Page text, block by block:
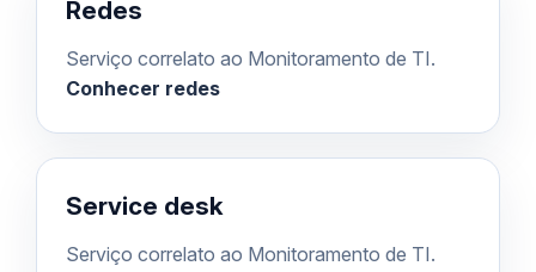
Redes
Serviço correlato ao Monitoramento de TI.
Conhecer redes
Service desk
Serviço correlato ao Monitoramento de TI.